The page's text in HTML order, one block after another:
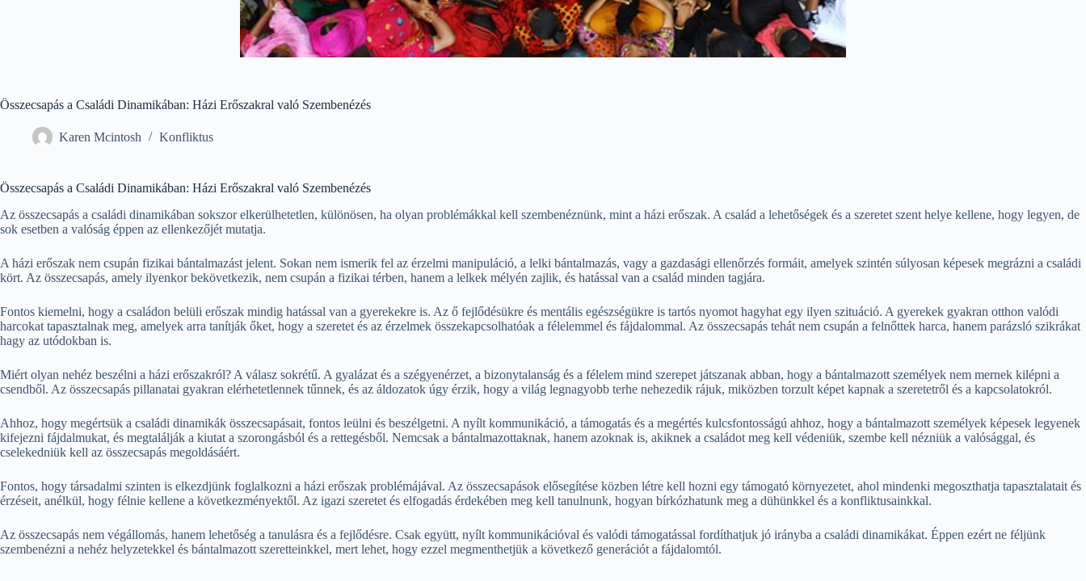
Összecsapás a Családi Dinamikában: Házi Erőszakral való Szembenézés
Karen Mcintosh Konfliktus
Összecsapás a Családi Dinamikában: Házi Erőszakral való Szembenézés
Az összecsapás a családi dinamikában sokszor elkerülhetetlen, különösen, ha olyan problémákkal kell szembenéznünk, mint a házi erőszak. A család a lehetőségek és a szeretet szent helye kellene, hogy legyen, de
sok esetben a valóság éppen az ellenkezőjét mutatja.
A házi erőszak nem csupán fizikai bántalmazást jelent. Sokan nem ismerik fel az érzelmi manipuláció, a lelki bántalmazás, vagy a gazdasági ellenőrzés formáit, amelyek szintén súlyosan képesek megrázni a családi
kört. Az összecsapás, amely ilyenkor bekövetkezik, nem csupán a fizikai térben, hanem a lelkek mélyén zajlik, és hatással van a család minden tagjára.
Fontos kiemelni, hogy a családon belüli erőszak mindig hatással van a gyerekekre is. Az ő fejlődésükre és mentális egészségükre is tartós nyomot hagyhat egy ilyen szituáció. A gyerekek gyakran otthon valódi
harcokat tapasztalnak meg, amelyek arra tanítják őket, hogy a szeretet és az érzelmek összekapcsolhatóak a félelemmel és fájdalommal. Az összecsapás tehát nem csupán a felnőttek harca, hanem parázsló szikrákat
hagy az utódokban is.
Miért olyan nehéz beszélni a házi erőszakról? A válasz sokrétű. A gyalázat és a szégyenérzet, a bizonytalanság és a félelem mind szerepet játszanak abban, hogy a bántalmazott személyek nem mernek kilépni a
csendből. Az összecsapás pillanatai gyakran elérhetetlennek tűnnek, és az áldozatok úgy érzik, hogy a világ legnagyobb terhe nehezedik rájuk, miközben torzult képet kapnak a szeretetről és a kapcsolatokról.
Ahhoz, hogy megértsük a családi dinamikák összecsapásait, fontos leülni és beszélgetni. A nyílt kommunikáció, a támogatás és a megértés kulcsfontosságú ahhoz, hogy a bántalmazott személyek képesek legyenek
kifejezni fájdalmukat, és megtalálják a kiutat a szorongásból és a rettegésből. Nemcsak a bántalmazottaknak, hanem azoknak is, akiknek a családot meg kell védeniük, szembe kell nézniük a valósággal, és
cselekedniük kell az összecsapás megoldásáért.
Fontos, hogy társadalmi szinten is elkezdjünk foglalkozni a házi erőszak problémájával. Az összecsapások elősegítése közben létre kell hozni egy támogató környezetet, ahol mindenki megoszthatja tapasztalatait és
érzéseit, anélkül, hogy félnie kellene a következményektől. Az igazi szeretet és elfogadás érdekében meg kell tanulnunk, hogyan bírkózhatunk meg a dühünkkel és a konfliktusainkkal.
Az összecsapás nem végállomás, hanem lehetőség a tanulásra és a fejlődésre. Csak együtt, nyílt kommunikációval és valódi támogatással fordíthatjuk jó irányba a családi dinamikákat. Éppen ezért ne féljünk
szembenézni a nehéz helyzetekkel és bántalmazott szeretteinkkel, mert lehet, hogy ezzel megmenthetjük a következő generációt a fájdalomtól.